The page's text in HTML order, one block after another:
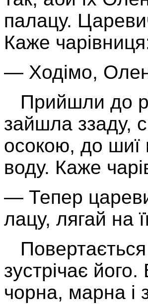
палацу.
Каже
— Ходімо,
Прийшли до
зайшла ззаду,
осокою, до шиї
воду. Каже
— Тепер
лацу, лягай на
зу­стрічає
чор­на, марна і